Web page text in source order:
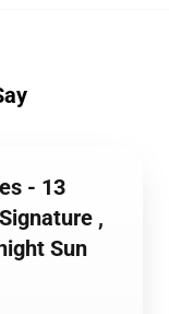
- 13
,
Sun